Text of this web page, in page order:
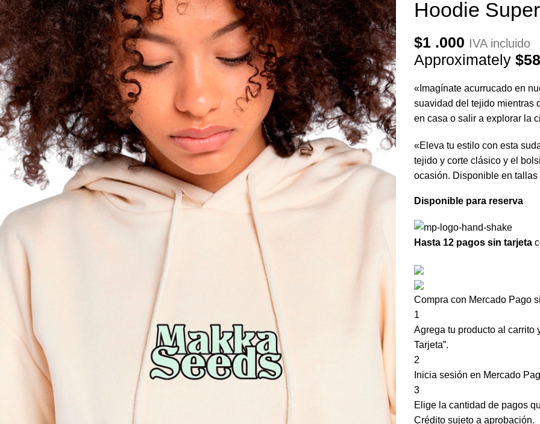
Hoodie
$1 .000 IVA incluido
Approximately $
«Imagínate acurrucado en
suavidad del tejido mientras
en casa o salir a explorar la
«Eleva tu estilo con esta
tejido y corte clásico y el
ocasión. Disponible en tallas
Disponible para reserva
Hasta 12 pagos sin tarjeta
Compra con Mercado Pago
1
Agrega tu producto al carrito
Tarjeta”.
2
Inicia sesión en Mercado
3
Elige la cantidad de pagos
Crédito sujeto a aprobación.